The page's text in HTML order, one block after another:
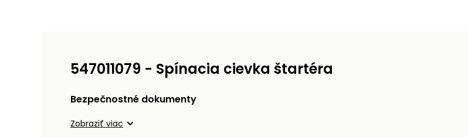
547011079 - Spínacia cievka štartéra
Bezpečnostné dokumenty
Zobraziť viac